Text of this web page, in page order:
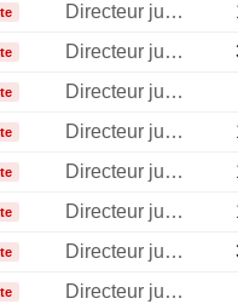
Directeur juridique
Directeur juridique
Directeur juridique
Directeur juridique
Directeur juridique
Directeur juridique
Directeur juridique
Directeur juridique